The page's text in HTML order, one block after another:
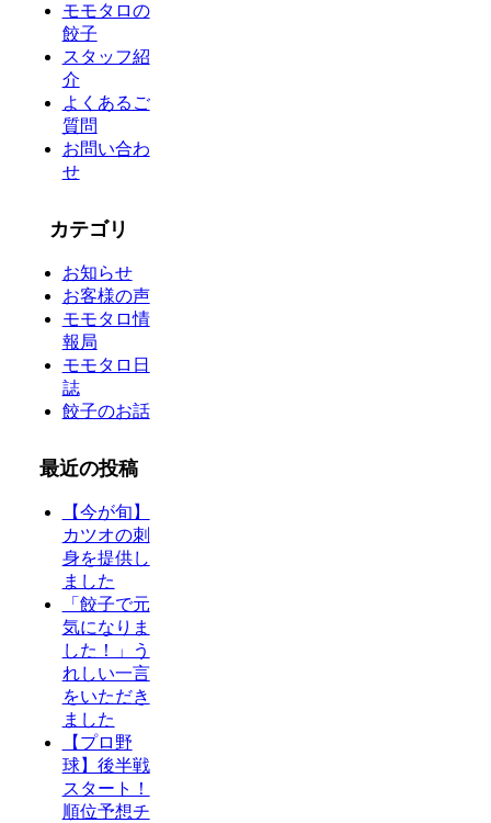
モモタロの
餃子
スタッフ紹
介
よくあるご
質問
お問い合わ
せ
カテゴリ
お知らせ
お客様の声
モモタロ情
報局
モモタロ日
誌
餃子のお話
最近の投稿
【今が旬】
カツオの刺
身を提供し
ました
「餃子で元
気になりま
した！」う
れしい一言
をいただき
ました
【プロ野
球】後半戦
スタート！
順位予想チ